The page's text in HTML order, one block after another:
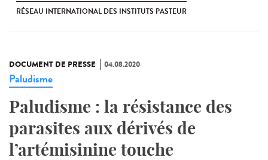
RÉSEAU INTERNATIONAL DES INSTITUTS PASTEUR
DOCUMENT DE PRESSE 04.08.2020
Paludisme
Paludisme : la résistance des
parasites aux dérivés de
l’artémisinine touche